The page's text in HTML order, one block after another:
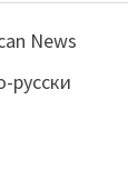
News
русски